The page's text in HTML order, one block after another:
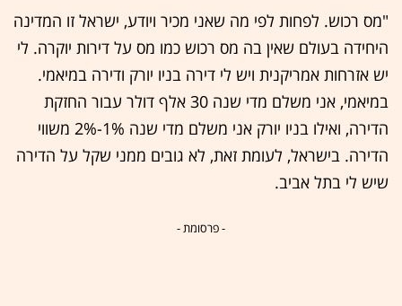
"מס רכוש. לפחות לפי מה שאני מכיר ויודע, ישראל זו המדינה
היחידה בעולם שאין בה מס רכוש כמו מס על דירות יוקרה. לי
יש אזרחות אמריקנית ויש לי דירה בניו יורק ודירה במיאמי.
במיאמי, אני משלם מדי שנה 30 אלף דולר עבור החזקת
הדירה, ואילו בניו יורק אני משלם מדי שנה 1%-2% משווי
הדירה. בישראל, לעומת זאת, לא גובים ממני שקל על הדירה
שיש לי בתל אביב.
- פרסומת -